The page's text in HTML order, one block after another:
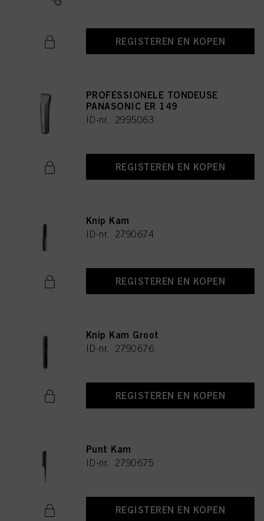
REGISTEREN EN KOPEN
PROFESSIONELE TONDEUSE
PANASONIC ER 149
ID-nr. 2995063
REGISTEREN EN KOPEN
Knip Kam
ID-nr. 2790674
REGISTEREN EN KOPEN
Knip Kam Groot
ID-nr. 2790676
REGISTEREN EN KOPEN
Punt Kam
ID-nr. 2790675
REGISTEREN EN KOPEN